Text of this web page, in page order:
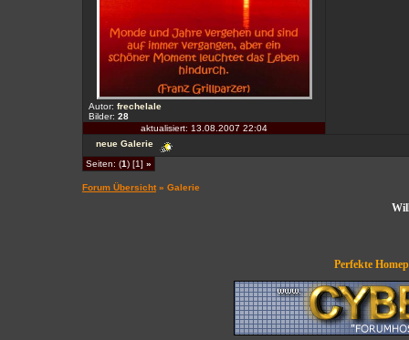
Autor: frechelale
Bilder: 28
aktualisiert: 13.08.2007 22:04
neue Galerie
Seiten: (1) [1] »
Forum Übersicht» Galerie
Perfekte